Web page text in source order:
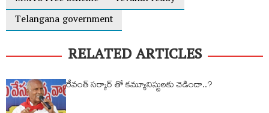
Telangana government
RELATED ARTICLES
రేవంత్ సర్కార్ తో కమ్యూనిస్టులకు చెడిందా..?